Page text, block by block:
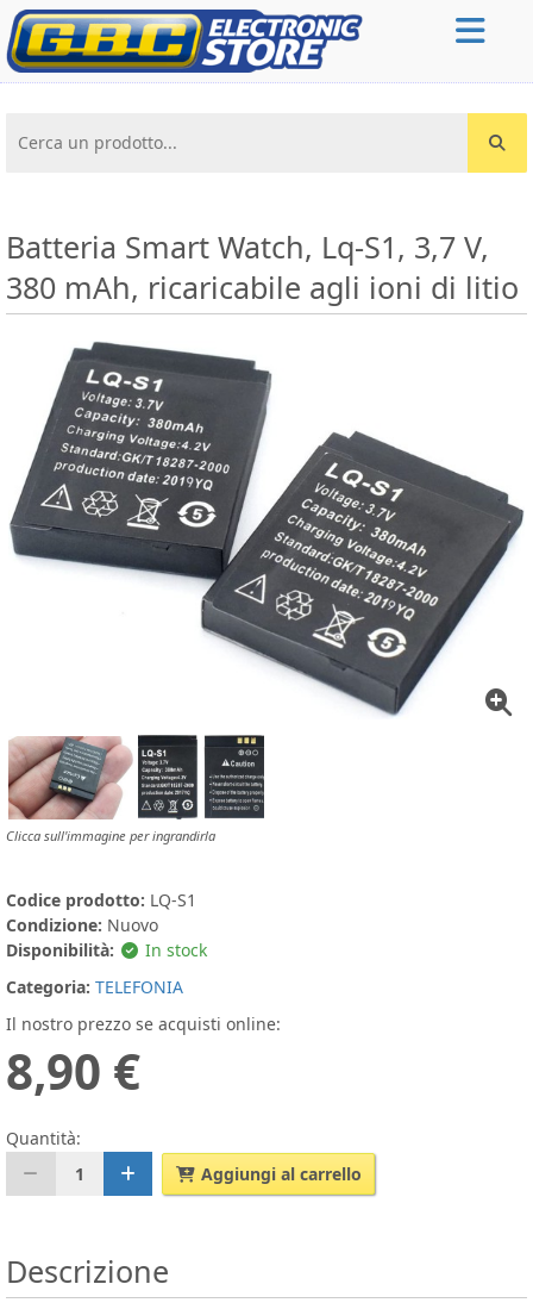
Cerca un prodotto...
Batteria Smart Watch, Lq-S1, 3,7 V,
380 mAh, ricaricabile agli ioni di litio
Clicca sull'immagine per ingrandirla
Codice prodotto: LQ-S1
Condizione: Nuovo
Disponibilità:
In stock
Categoria: TELEFONIA
Il nostro prezzo se acquisti online:
8,90 €
Quantità:
1
Aggiungi al carrello
Descrizione